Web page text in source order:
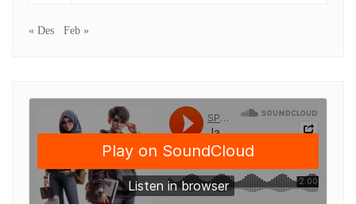
« Des Feb »